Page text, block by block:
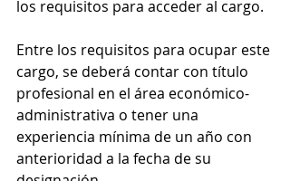
los requisitos para acceder al cargo.
Entre los requisitos para ocupar este
cargo, se deberá contar con título
profesional en el área económico-
administrativa o tener una
experiencia mínima de un año con
anterioridad a la fecha de su